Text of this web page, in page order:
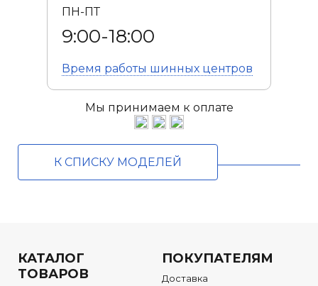
ПН-ПТ
9:00-18:00
Время работы шинных центров
Мы принимаем к оплате
К СПИСКУ МОДЕЛЕЙ
КАТАЛОГ
ТОВАРОВ
ПОКУПАТЕЛЯМ
Доставка